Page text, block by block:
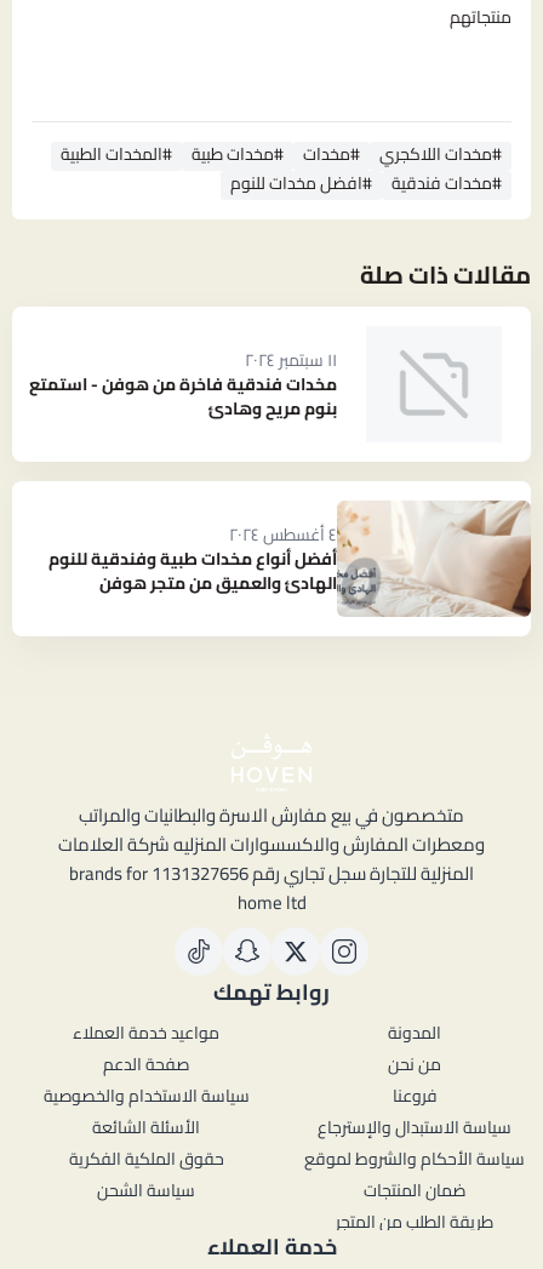
منتجاتهم
#مخدات اللاكجري #مخدات #مخدات طبية
#المخدات الطبية
#مخدات فندقية
#افضل مخدات للنوم
مقالات ذات صلة
١١ سبتمبر ٢٠٢٤
مخدات فندقية فاخرة من هوفن - استمتع
بنوم مريح وهادئ
٤ أغسطس ٢٠٢٤
أفضل أنواع مخدات طبية وفندقية للنوم
الهادئ والعميق من متجر هوفن
متخصصون في بيع مفارش الاسرة والبطانيات والمراتب
ومعطرات المفارش والاكسسوارات المنزليه شركة العلامات
المنزلية للتجارة سجل تجاري رقم 1131327656 brands for
home ltd
روابط تهمك
المدونة
من نحن
فروعنا
سياسة الاستبدال والإسترجاع
سياسة الأحكام والشروط لموقع
ضمان المنتجات
طريقة الطلب من المتجر
مواعيد خدمة العملاء
صفحة الدعم
سياسة الاستخدام والخصوصية
الأسئلة الشائعة
حقوق الملكية الفكرية
سياسة الشحن
خدمة العملاء